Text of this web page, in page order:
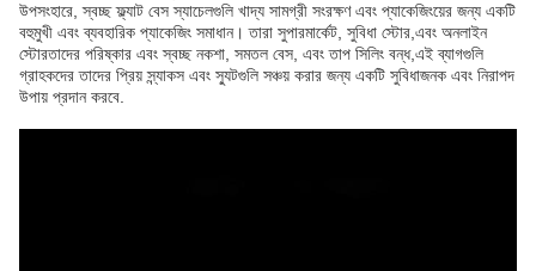
উপসংহারে, স্বচ্ছ ফ্ল্যাট বেস স্যাচেলগুলি খাদ্য সামগ্রী সংরক্ষণ এবং প্যাকেজিংয়ের জন্য একটি
বহুমুখী এবং ব্যবহারিক প্যাকেজিং সমাধান। তারা সুপারমার্কেট, সুবিধা স্টোর,এবং অনলাইন
স্টোরতাদের পরিষ্কার এবং স্বচ্ছ নকশা, সমতল বেস, এবং তাপ সিলিং বন্ধ,এই ব্যাগগুলি
গ্রাহকদের তাদের প্রিয় স্ন্যাকস এবং স্যুটগুলি সঞ্চয় করার জন্য একটি সুবিধাজনক এবং নিরাপদ
উপায় প্রদান করবে.